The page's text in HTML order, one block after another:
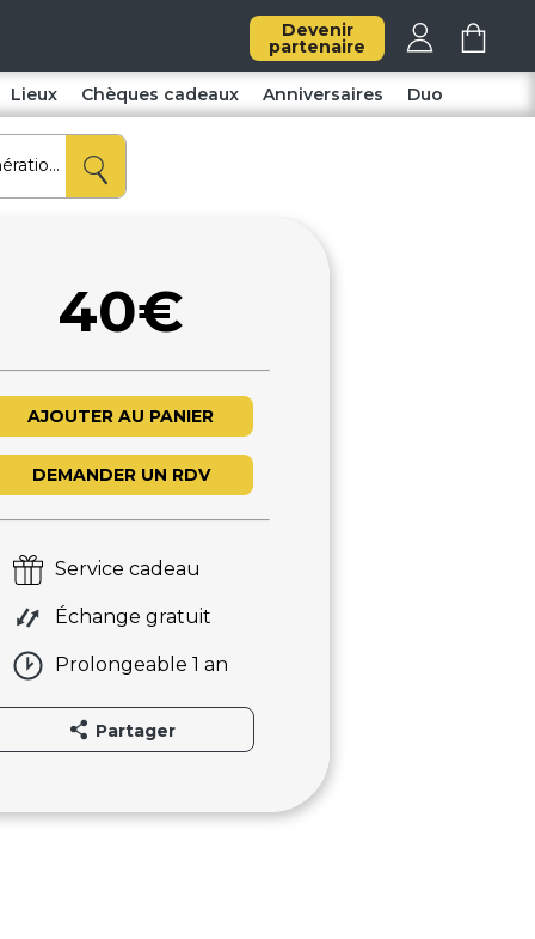
Devenir
partenaire
Lieux Chèques cadeaux Anniversaires Duo
40€
AJOUTER AU PANIER
DEMANDER UN RDV
Service cadeau
Échange gratuit
Prolongeable 1 an
Partager